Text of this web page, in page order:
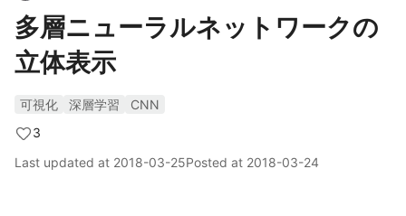
多層ニューラルネットワークの
立体表示
可視化 深層学習
CNN
3
Last updated at 2018-03-25Posted at 2018-03-24